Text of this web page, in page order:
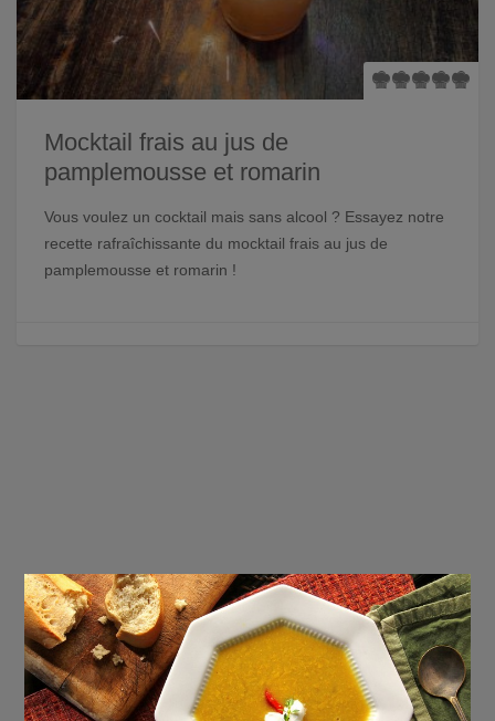
Mocktail frais au jus de
pamplemousse et romarin
Vous voulez un cocktail mais sans alcool ? Essayez notre
recette rafraîchissante du mocktail frais au jus de
pamplemousse et romarin !
×